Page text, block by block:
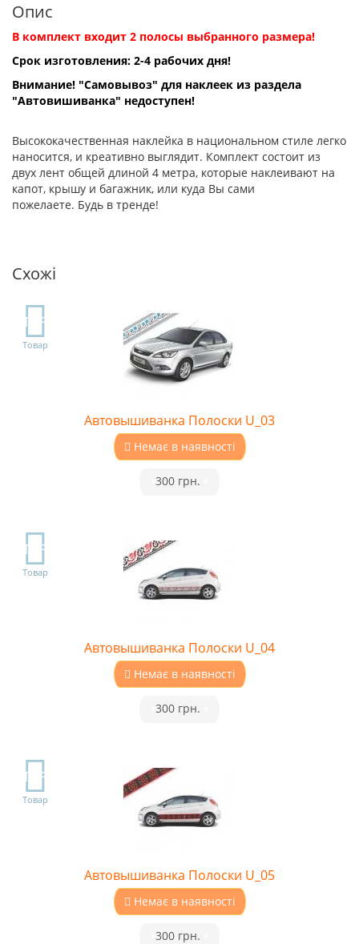
Опис
В комплект входит 2 полосы выбранного размера!
Срок изготовления: 2-4 рабочих дня!
Внимание! "Самовывоз" для наклеек из раздела
"Автовишиванка" недоступен!
Высококачественная наклейка в национальном стиле легко
наносится, и креативно выглядит. Комплект состоит из
двух лент общей длиной 4 метра, которые наклеивают на
капот, крышу и багажник, или куда Вы сами
пожелаете. Будь в тренде!
Схожі
TOP
Товар
Автовышиванка Полоски U_03
Немає в наявності
300 грн.
TOP
Товар
Автовышиванка Полоски U_04
Немає в наявності
300 грн.
TOP
Товар
Автовышиванка Полоски U_05
Немає в наявності
300 грн.